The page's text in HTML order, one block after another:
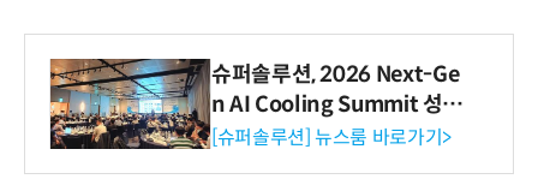
슈퍼솔루션, 2026 Next-Ge
n AI Cooling Summit 성황
리 성료
[슈퍼솔루션] 뉴스룸 바로가기>